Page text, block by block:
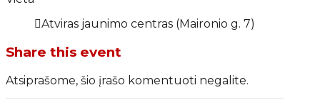
Atviras jaunimo centras (Maironio g. 7)
Share this event
Atsiprašome, šio įrašo komentuoti negalite.